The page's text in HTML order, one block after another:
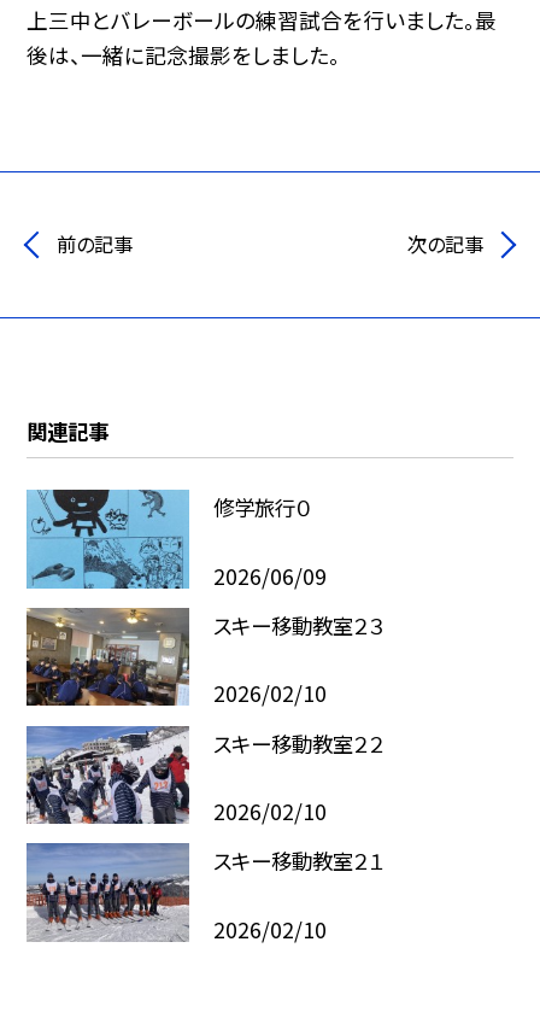
上三中とバレーボールの練習試合を行いました。最
後は、一緒に記念撮影をしました。
前の記事 次の記事
関連記事
修学旅行０
2026/06/09
スキー移動教室２３
2026/02/10
スキー移動教室２２
2026/02/10
スキー移動教室２１
2026/02/10